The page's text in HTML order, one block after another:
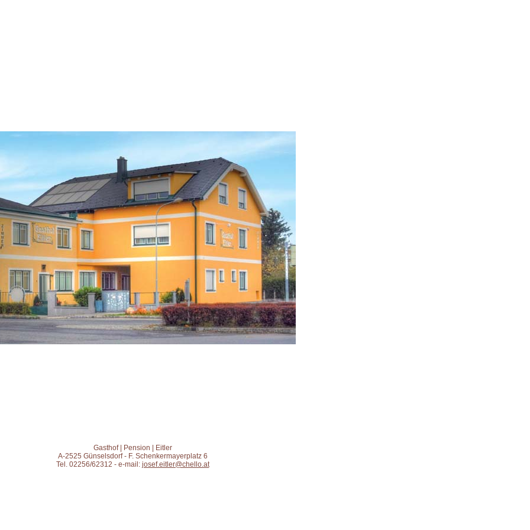
Gasthof | Pension | Eitler
A-2525 Günselsdorf - F. Schenkermayerplatz 6
Tel. 02256/62312 - e-mail: josef.eitler@chello.at